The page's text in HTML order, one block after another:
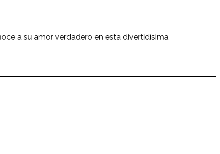
a su amor verdadero en esta divertidísima